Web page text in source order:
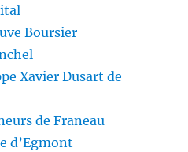
Boursier
Xavier Dusart de
de Franeau
d’Egmont